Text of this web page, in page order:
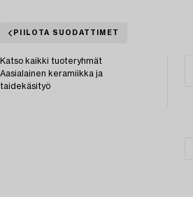
PIILOTA SUODATTIMET
Katso kaikki tuoteryhmät
Aasialainen keramiikka ja
taidekäsityö